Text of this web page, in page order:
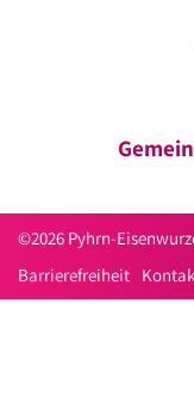
©2026 Pyhrn-
Barrierefreiheit